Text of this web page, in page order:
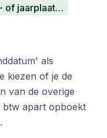
Omzet verdelen van seizoens- of jaarplaatsen
als
kiezen of je de
van de overige
btw apart opboekt